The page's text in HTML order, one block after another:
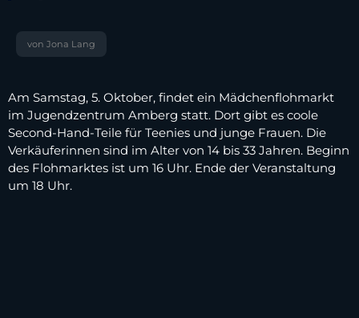
von Jona Lang
Am Samstag, 5. Oktober, findet ein Mädchenflohmarkt
im Jugendzentrum Amberg statt. Dort gibt es coole
Second-Hand-Teile für Teenies und junge Frauen. Die
Verkäuferinnen sind im Alter von 14 bis 33 Jahren. Beginn
des Flohmarktes ist um 16 Uhr. Ende der Veranstaltung
um 18 Uhr.